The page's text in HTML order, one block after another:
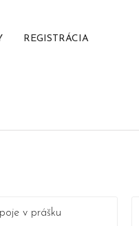
REGISTRÁCIA
v prášku